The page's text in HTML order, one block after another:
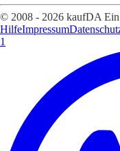
© 2008 - 2026 kaufDA
HilfeImpressum
1